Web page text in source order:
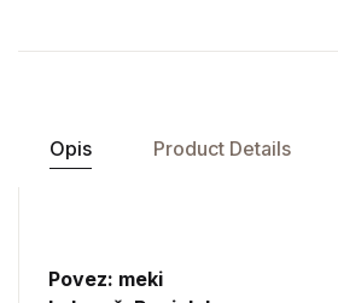
Opis Product Details
Povez: meki